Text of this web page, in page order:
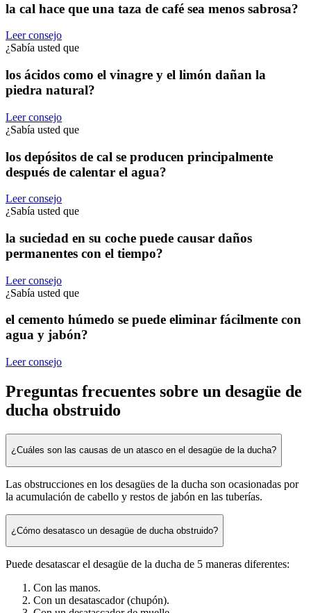
la cal hace que una taza de café sea menos sabrosa?
Leer consejo
¿Sabía usted que
los ácidos como el vinagre y el limón dañan la
piedra natural?
Leer consejo
¿Sabía usted que
los depósitos de cal se producen principalmente
después de calentar el agua?
Leer consejo
¿Sabía usted que
la suciedad en su coche puede causar daños
permanentes con el tiempo?
Leer consejo
¿Sabía usted que
el cemento húmedo se puede eliminar fácilmente con
agua y jabón?
Leer consejo
Preguntas frecuentes sobre un desagüe de
ducha obstruido
¿Cuáles son las causas de un atasco en el desagüe de la ducha?
Las obstrucciones en los desagües de la ducha son ocasionadas por
la acumulación de cabello y restos de jabón en las tuberías.
¿Cómo desatasco un desagüe de ducha obstruido?
Puede desatascar el desagüe de la ducha de 5 maneras diferentes:
Con las manos.
Con un desatascador (chupón).